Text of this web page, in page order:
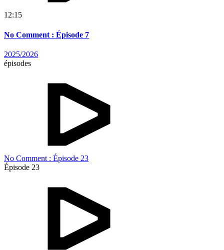
12:15
No Comment : Épisode 7
2025/2026
épisodes
No Comment : Épisode 23
Épisode 23